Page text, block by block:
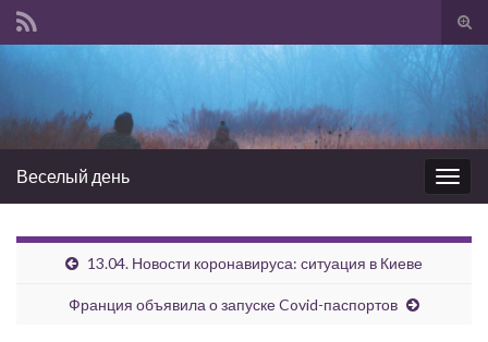
Веселый день
13.04. Новости коронавируса: ситуация в Киеве
Франция объявила о запуске Covid-паспортов